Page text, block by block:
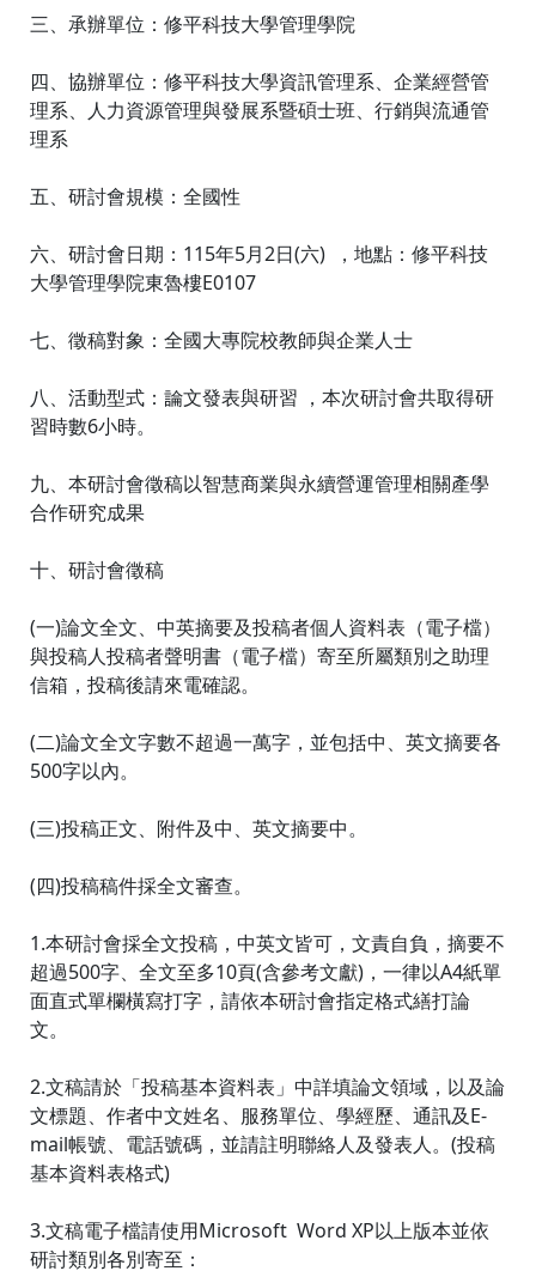
三、承辦單位：修平科技大學管理學院
四、協辦單位：修平科技大學資訊管理系、企業經營管
理系、人力資源管理與發展系暨碩士班、行銷與流通管
理系
五、研討會規模：全國性
六、研討會日期：115年5月2日(六) ，地點：修平科技
大學管理學院東魯樓E0107
七、徵稿對象：全國大專院校教師與企業人士
八、活動型式：論文發表與研習 ，本次研討會共取得研
習時數6小時。
九、本研討會徵稿以智慧商業與永續營運管理相關產學
合作研究成果
十、研討會徵稿
(一)論文全文、中英摘要及投稿者個人資料表（電子檔）
與投稿人投稿者聲明書（電子檔）寄至所屬類別之助理
信箱，投稿後請來電確認。
(二)論文全文字數不超過一萬字，並包括中、英文摘要各
500字以內。
(三)投稿正文、附件及中、英文摘要中。
(四)投稿稿件採全文審查。
1.本研討會採全文投稿，中英文皆可，文責自負，摘要不
超過500字、全文至多10頁(含參考文獻)，一律以A4紙單
面直式單欄橫寫打字，請依本研討會指定格式繕打論
文。
2.文稿請於「投稿基本資料表」中詳填論文領域，以及論
文標題、作者中文姓名、服務單位、學經歷、通訊及E-
mail帳號、電話號碼，並請註明聯絡人及發表人。(投稿
基本資料表格式)
3.文稿電子檔請使用Microsoft Word XP以上版本並依
研討類別各別寄至：